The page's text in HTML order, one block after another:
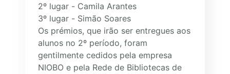
2º lugar - Camila Arantes
3º lugar - Simão Soares
Os prémios, que irão ser entregues aos
alunos no 2º período, foram
gentilmente cedidos pela empresa
NIOBO e pela Rede de Bibliotecas de